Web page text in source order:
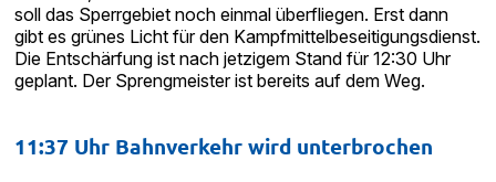
soll das Sperrgebiet noch einmal überfliegen. Erst dann
gibt es grünes Licht für den Kampfmittelbeseitigungsdienst.
Die Entschärfung ist nach jetzigem Stand für 12:30 Uhr
geplant. Der Sprengmeister ist bereits auf dem Weg.
11:37 Uhr Bahnverkehr wird unterbrochen